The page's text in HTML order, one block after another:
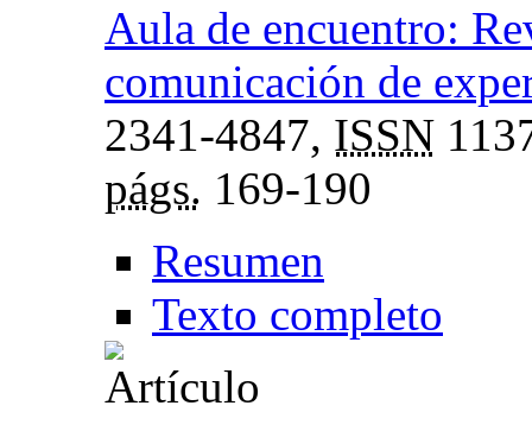
Aula de encuentro:
comunicación de
2341-4847, ISSN
págs. 169-190
Resumen
Texto completo